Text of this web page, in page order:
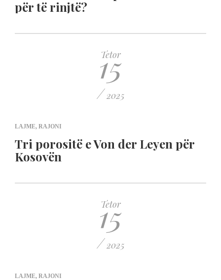
për të rinjtë?
Tetor
15
/ 2025
LAJME, RAJONI
Tri porositë e Von der Leyen për
Kosovën
Tetor
15
/ 2025
LAJME, RAJONI